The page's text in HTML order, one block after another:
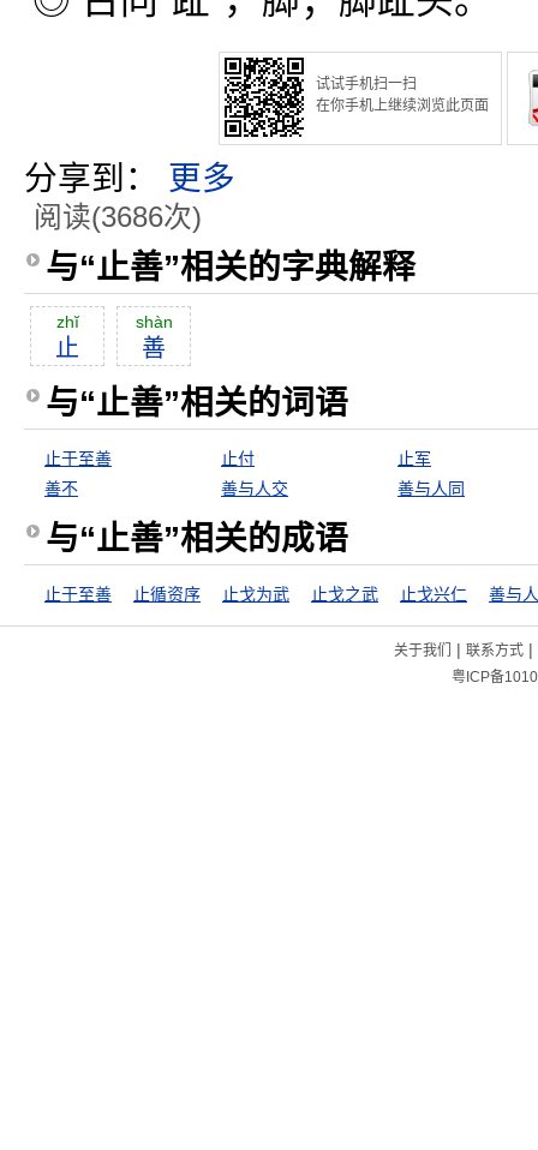
试试手机扫一扫
在你手机上继续浏览此页面
分享到： 更多
阅读(3686次)
与“止善”相关的字典解释
zhĭ
止
shàn
善
与“止善”相关的词语
止于至善 止付
止军
善不
善与人交 善与人同
与“止善”相关的成语
止于至善 止循资序 止戈为武 止戈之武 止戈兴仁 善与
关于我们 | 联系方式|
粤ICP备